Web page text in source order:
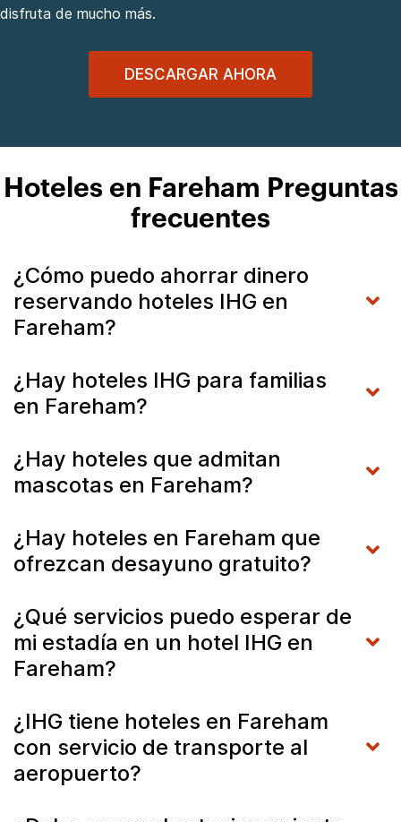
disfruta de mucho más.
DESCARGAR AHORA
Hoteles en Fareham Preguntas
frecuentes
¿Cómo puedo ahorrar dinero
reservando hoteles IHG en
Fareham?
¿Hay hoteles IHG para familias
en Fareham?
¿Hay hoteles que admitan
mascotas en Fareham?
¿Hay hoteles en Fareham que
ofrezcan desayuno gratuito?
¿Qué servicios puedo esperar de
mi estadía en un hotel IHG en
Fareham?
¿IHG tiene hoteles en Fareham
con servicio de transporte al
aeropuerto?